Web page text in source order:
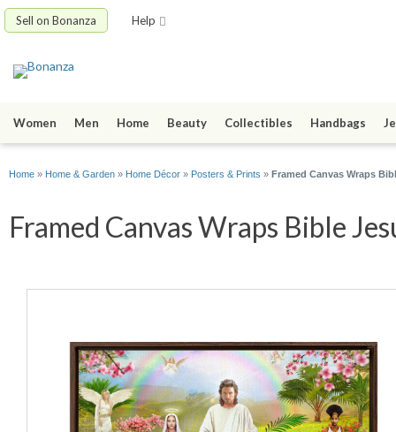
Sell on Bonanza Help
Women Men Home Beauty Collectibles Handbags
Home » Home & Garden » Home Décor » Posters & Prints » Framed Canvas Wraps
Framed Canvas Wraps Bible